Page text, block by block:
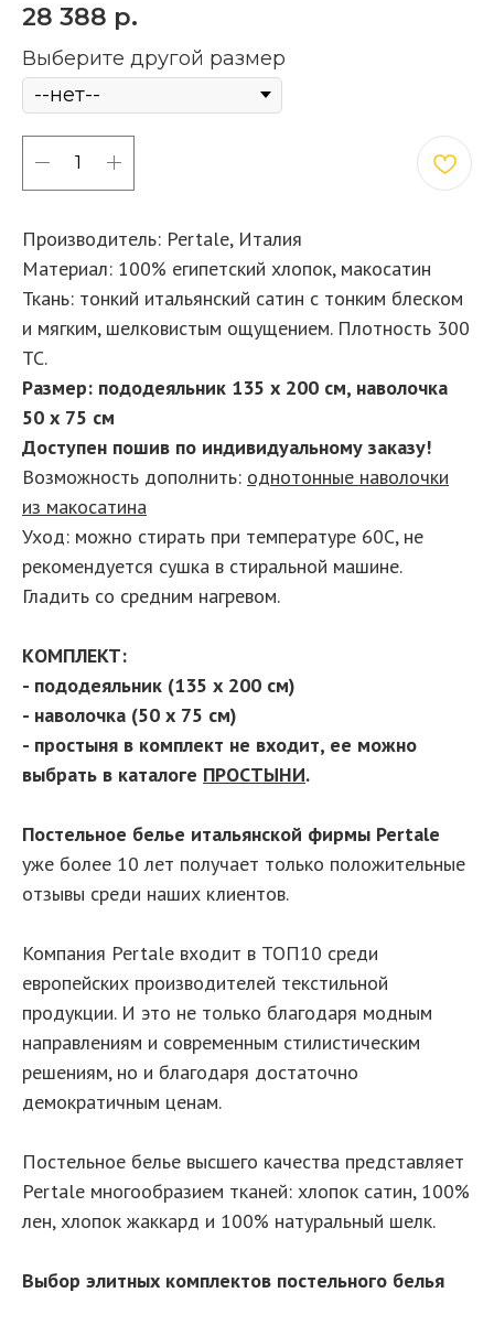
28 388 р.
Выберите другой размер
Производитель: Pertale, Италия
Материал: 100% египетский хлопок, макосатин
Ткань: тонкий итальянский сатин с тонким блеском
и мягким, шелковистым ощущением. Плотность 300
ТС.
Размер: пододеяльник 135 х 200 см, наволочка
50 х 75 см
Доступен пошив по индивидуальному заказу!
Возможность дополнить: однотонные наволочки
из макосатина
Уход: можно стирать при температуре 60С, не
рекомендуется сушка в стиральной машине.
Гладить со средним нагревом.
КОМПЛЕКТ:
- пододеяльник (135 х 200 см)
- наволочка (50 х 75 см)
- простыня в комплект не входит, ее можно
выбрать в каталоге ПРОСТЫНИ.
Постельное белье итальянской фирмы Pertale
уже более 10 лет получает только положительные
отзывы среди наших клиентов.
Компания Pertale входит в ТОП10 среди
европейских производителей текстильной
продукции. И это не только благодаря модным
направлениям и современным стилистическим
решениям, но и благодаря достаточно
демократичным ценам.
Постельное белье высшего качества представляет
Pertale многообразием тканей: хлопок сатин, 100%
лен, хлопок жаккард и 100% натуральный шелк.
Выбор элитных комплектов постельного белья